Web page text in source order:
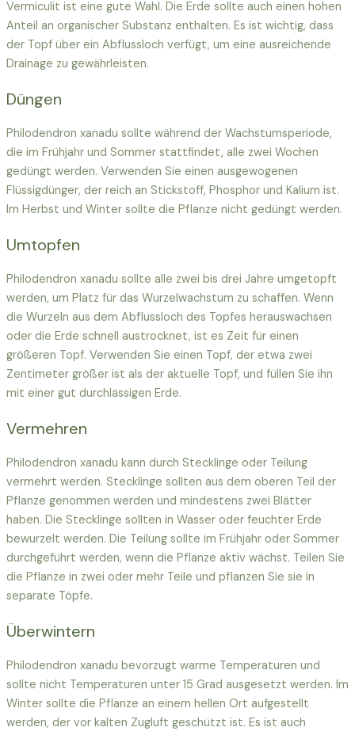
Vermiculit ist eine gute Wahl. Die Erde sollte auch einen hohen
Anteil an organischer Substanz enthalten. Es ist wichtig, dass
der Topf über ein Abflussloch verfügt, um eine ausreichende
Drainage zu gewährleisten.
Düngen
Philodendron xanadu sollte während der Wachstumsperiode,
die im Frühjahr und Sommer stattfindet, alle zwei Wochen
gedüngt werden. Verwenden Sie einen ausgewogenen
Flüssigdünger, der reich an Stickstoff, Phosphor und Kalium ist.
Im Herbst und Winter sollte die Pflanze nicht gedüngt werden.
Umtopfen
Philodendron xanadu sollte alle zwei bis drei Jahre umgetopft
werden, um Platz für das Wurzelwachstum zu schaffen. Wenn
die Wurzeln aus dem Abflussloch des Topfes herauswachsen
oder die Erde schnell austrocknet, ist es Zeit für einen
größeren Topf. Verwenden Sie einen Topf, der etwa zwei
Zentimeter größer ist als der aktuelle Topf, und füllen Sie ihn
mit einer gut durchlässigen Erde.
Vermehren
Philodendron xanadu kann durch Stecklinge oder Teilung
vermehrt werden. Stecklinge sollten aus dem oberen Teil der
Pflanze genommen werden und mindestens zwei Blätter
haben. Die Stecklinge sollten in Wasser oder feuchter Erde
bewurzelt werden. Die Teilung sollte im Frühjahr oder Sommer
durchgeführt werden, wenn die Pflanze aktiv wächst. Teilen Sie
die Pflanze in zwei oder mehr Teile und pflanzen Sie sie in
separate Töpfe.
Überwintern
Philodendron xanadu bevorzugt warme Temperaturen und
sollte nicht Temperaturen unter 15 Grad ausgesetzt werden. Im
Winter sollte die Pflanze an einem hellen Ort aufgestellt
werden, der vor kalten Zugluft geschützt ist. Es ist auch